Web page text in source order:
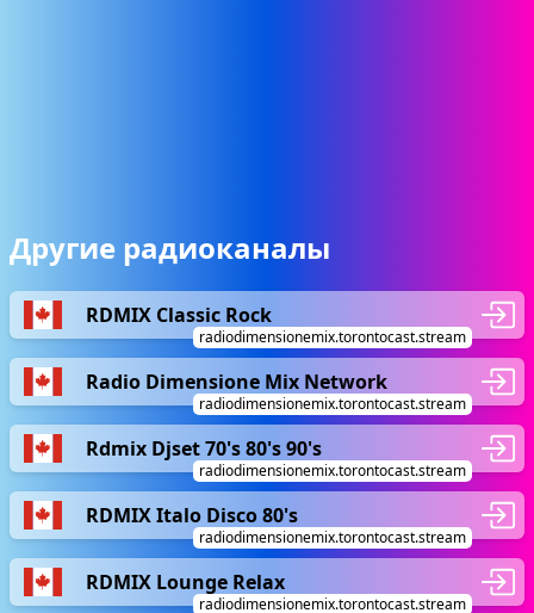
Другие радиоканалы
RDMIX Classic Rock
radiodimensionemix.torontocast.stream
Radio Dimensione Mix Network
radiodimensionemix.torontocast.stream
Rdmix Djset 70's 80's 90's
radiodimensionemix.torontocast.stream
RDMIX Italo Disco 80's
radiodimensionemix.torontocast.stream
RDMIX Lounge Relax
radiodimensionemix.torontocast.stream